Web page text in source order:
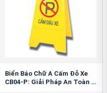
Biển Báo Chữ A Cấm Đỗ Xe
CB04-P: Giải Pháp An Toàn &